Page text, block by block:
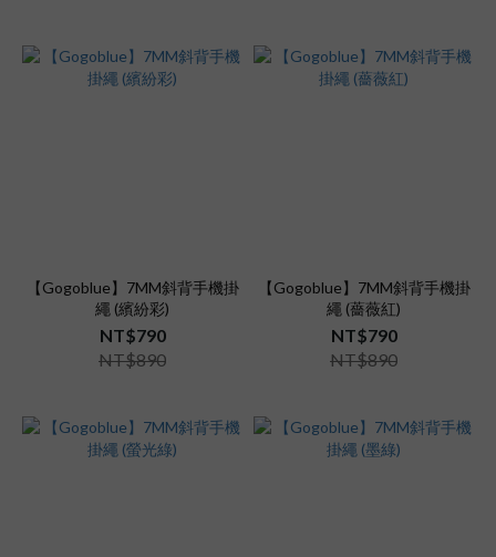
【Gogoblue】7MM斜背手機掛
繩 (繽紛彩)
NT$790
NT$890
【Gogoblue】7MM斜背手機掛
繩 (薔薇紅)
NT$790
NT$890